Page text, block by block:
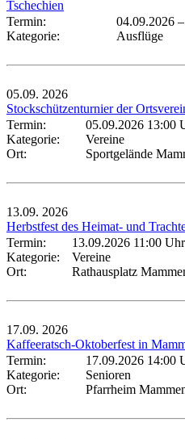
Tschechien
Termin:
04.09.2026 –
Kategorie:
Ausflüge
05.09. 2026
Stockschützenturnier der
Termin:
05.09.2026 13:00
Kategorie:
Vereine
Ort:
Sportgelände
13.09. 2026
Herbstfest des Heimat- und
Termin:
13.09.2026 11:00 Uhr
Kategorie:
Vereine
Ort:
Rathausplatz
17.09. 2026
Kaffeeratsch-Oktoberfest in
Termin:
17.09.2026 14:00
Kategorie:
Senioren
Ort:
Pfarrheim